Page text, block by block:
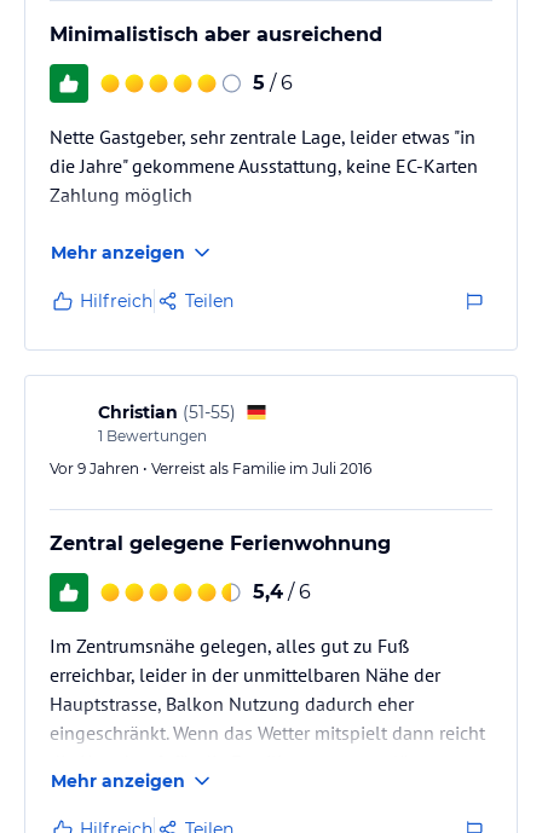
Minimalistisch aber ausreichend
5 / 6
Nette Gastgeber, sehr zentrale Lage, leider etwas "in
die Jahre" gekommene Ausstattung, keine EC-Karten
Zahlung möglich
Mehr anzeigen
Hilfreich Teilen
Christian (51-55)
1 Bewertungen
Vor 9 Jahren • Verreist als Familie im Juli 2016
Zentral gelegene Ferienwohnung
5,4 / 6
Im Zentrumsnähe gelegen, alles gut zu Fuß
erreichbar, leider in der unmittelbaren Nähe der
Hauptstrasse, Balkon Nutzung dadurch eher
eingeschränkt. Wenn das Wetter mitspielt dann reicht
regnet wirds anstrengend....Aber wir hatten Glück
und sind eigentlich zu den Mahlzeiten und zum
Mehr anzeigen